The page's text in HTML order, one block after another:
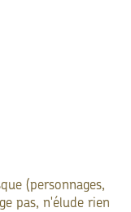
(personnages,
pas, n'élude rien